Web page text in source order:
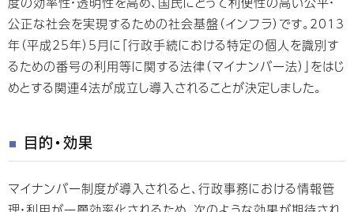
公正な社会を実現するための社会基盤（インフラ）です。2013
年（平成25年）5月に「行政手続における特定の個人を識別す
るための番号の利用等に関する法律（マイナンバー法）」をはじ
めとする関連4法が成立し導入されることが決定しました。
目的・効果
マイナンバー制度が導入されると、行政事務における情報管